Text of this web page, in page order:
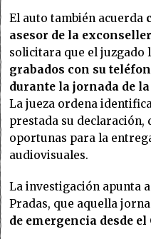
El auto también acuerda
asesor de la
solicitara que el juzgado
grabados con su
durante la jornada de la
La jueza ordena
prestada su declaración,
oportunas para la
audiovisuales.
La investigación apunta
Pradas, que aquella
de emergencia desde